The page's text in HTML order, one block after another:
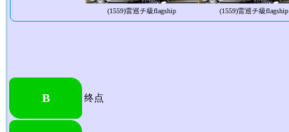
(1559)雷巡チ級flagship (1559)雷巡チ級flagship
B 终点